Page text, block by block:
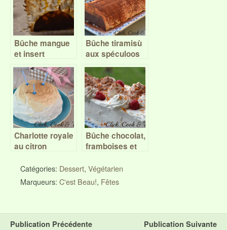
Bûche mangue
et insert
chocolat au lait
Bûche tiramisù
aux spéculoos
Charlotte royale
au citron
insert framboise
– Battle Food
Bûche chocolat,
framboises et
version gâteau
Catégories: Dessert, Végétarien
Marqueurs: C'est Beau!, Fêtes
Publication Précédente Publication Suivante